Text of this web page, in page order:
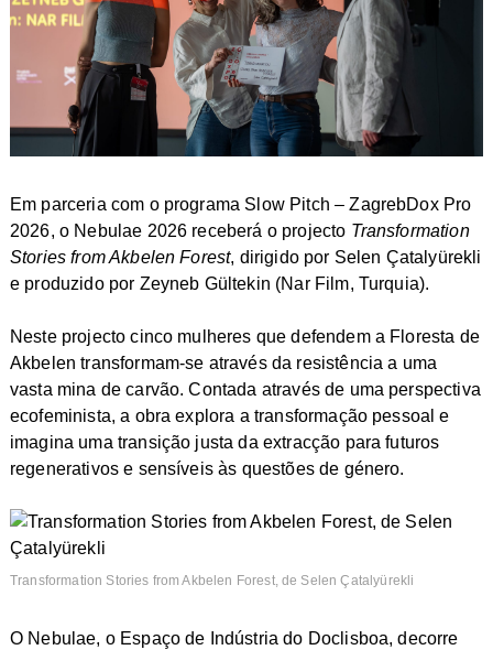
Em parceria com o programa Slow Pitch – ZagrebDox Pro
2026, o Nebulae 2026 receberá o projecto Transformation
Stories from Akbelen Forest, dirigido por Selen Çatalyürekli
e produzido por Zeyneb Gültekin (Nar Film, Turquia).
Neste projecto cinco mulheres que defendem a Floresta de
Akbelen transformam-se através da resistência a uma
vasta mina de carvão. Contada através de uma perspectiva
ecofeminista, a obra explora a transformação pessoal e
imagina uma transição justa da extracção para futuros
regenerativos e sensíveis às questões de género.
Transformation Stories from Akbelen Forest, de Selen Çatalyürekli
O Nebulae, o Espaço de Indústria do Doclisboa, decorre